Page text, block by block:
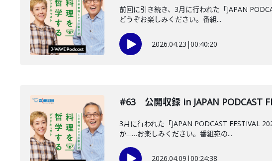
前回に引き続き、3月に行われた「JAPAN
どうぞお楽しみください。番組...
2026.04.23 |00:40:20
#63 公開収録 in JAPAN PODCAST
3月に行われた「JAPAN PODCAST FESTIVAL
か……お楽しみください。番組宛の...
2026.04.09 |00:24:38